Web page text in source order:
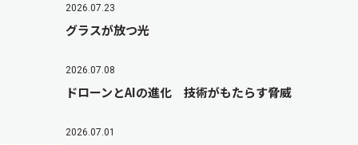
2026.07.23
グラスが放つ光
2026.07.08
ドローンとAIの進化 技術がもたらす脅威
2026.07.01